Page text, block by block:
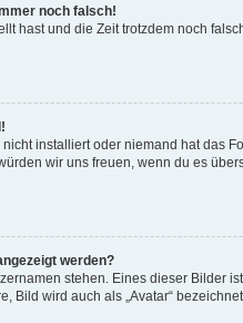
noch falsch!
hast und die Zeit trotzdem noch
installiert oder niemand hat das
wir uns freuen, wenn du es
werden?
stehen. Eines dieser Bilder
Bild wird auch als „Avatar“